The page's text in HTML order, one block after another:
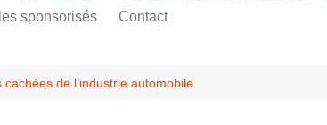
sponsorisés Contact
cachées de l’industrie automobile